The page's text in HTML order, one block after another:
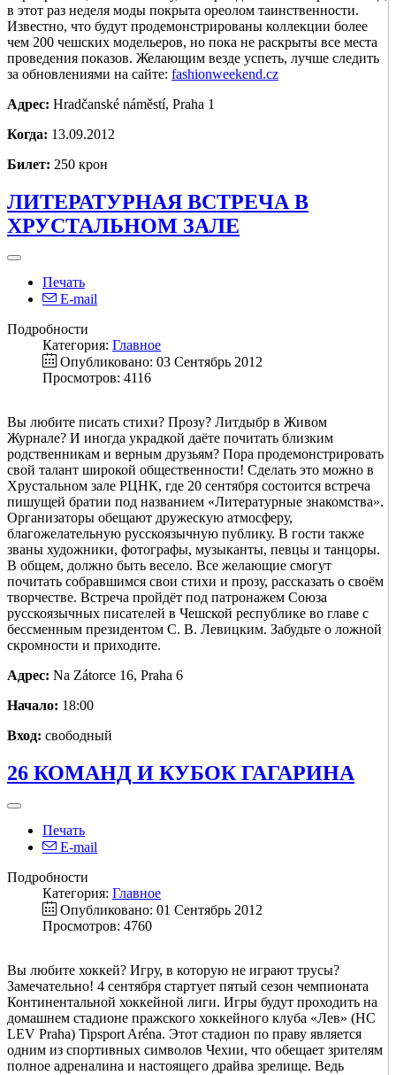
в этот раз неделя моды покрыта ореолом таинственности.
Известно, что будут продемонстрированы коллекции более
чем 200 чешских модельеров, но пока не раскрыты все места
проведения показов. Желающим везде успеть, лучше следить
за обновлениями на сайте: fashionweekend.cz
Адрес: Hradčanské náměstí, Praha 1
Когда: 13.09.2012
Билет: 250 крон
ЛИТЕРАТУРНАЯ ВCТРЕЧА В
ХРУСТАЛЬНОМ ЗАЛЕ
Печать
E-mail
Подробности
Категория: Главное
Опубликовано: 03 Сентябрь 2012
Просмотров: 4116
Вы любите писать стихи? Прозу? Литдыбр в Живом
Журнале? И иногда украдкой даёте почитать близким
родственникам и верным друзьям? Пора продемонстрировать
свой талант широкой общественности! Сделать это можно в
Хрустальном зале РЦНК, где 20 сентября состоится встреча
пишущей братии под названием «Литературные знакомства».
Организаторы обещают дружескую атмосферу,
благожелательную русскоязычную публику. В гости также
званы художники, фотографы, музыканты, певцы и танцоры.
В общем, должно быть весело. Все желающие смогут
почитать собравшимся свои стихи и прозу, рассказать о своём
творчестве. Встреча пройдёт под патронажем Союза
русскоязычных писателей в Чешской республике во главе с
бессменным президентом С. В. Левицким. Забудьте о ложной
скромности и приходите.
Адрес: Na Zátorce 16, Praha 6
Начало: 18:00
Вход: свободный
26 КОМАНД И КУБОК ГАГАРИНА
Печать
E-mail
Подробности
Категория: Главное
Опубликовано: 01 Сентябрь 2012
Просмотров: 4760
Вы любите хоккей? Игру, в которую не играют трусы?
Замечательно! 4 сентября стартует пятый сезон чемпионата
Континентальной хоккейной лиги. Игры будут проходить на
домашнем стадионе пражского хоккейного клуба «Лев» (HC
LEV Praha) Tipsport Aréna. Этот стадион по праву является
одним из спортивных символов Чехии, что обещает зрителям
полное адреналина и настоящего драйва зрелище. Ведь